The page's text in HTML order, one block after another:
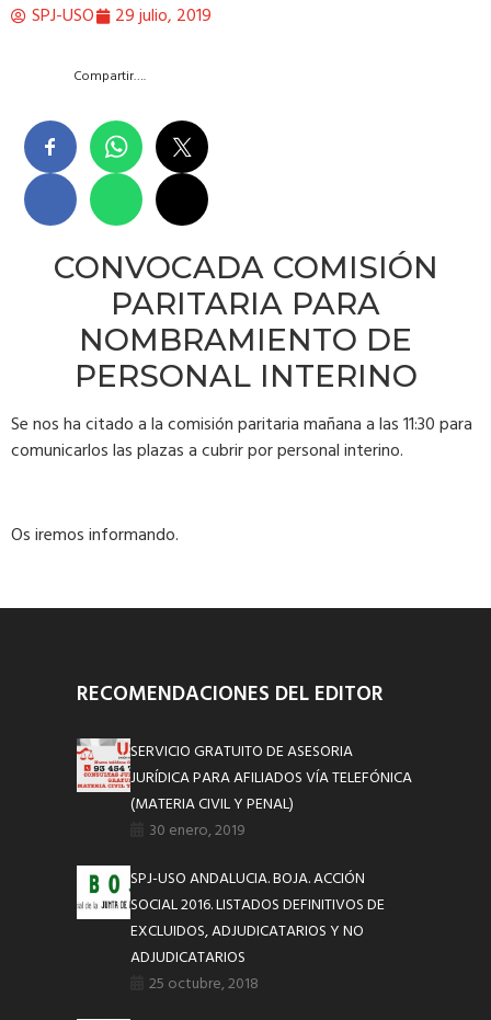
SPJ-USO 29 julio, 2019
Compartir….
CONVOCADA COMISIÓN
PARITARIA PARA
NOMBRAMIENTO DE
PERSONAL INTERINO
Se nos ha citado a la comisión paritaria mañana a las 11:30 para
comunicarlos las plazas a cubrir por personal interino.
Os iremos informando.
RECOMENDACIONES DEL EDITOR
SERVICIO GRATUITO DE ASESORIA
JURÍDICA PARA AFILIADOS VÍA TELEFÓNICA
(MATERIA CIVIL Y PENAL)
30 enero, 2019
SPJ-USO ANDALUCIA. BOJA. ACCIÓN
SOCIAL 2016. LISTADOS DEFINITIVOS DE
EXCLUIDOS, ADJUDICATARIOS Y NO
ADJUDICATARIOS
25 octubre, 2018